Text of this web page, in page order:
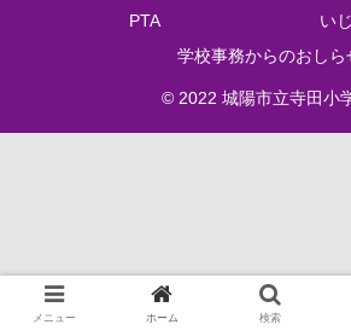
PTA
い
学校事務からのおしら
© 2022 城陽市立寺田小
メニュー ホーム 検索